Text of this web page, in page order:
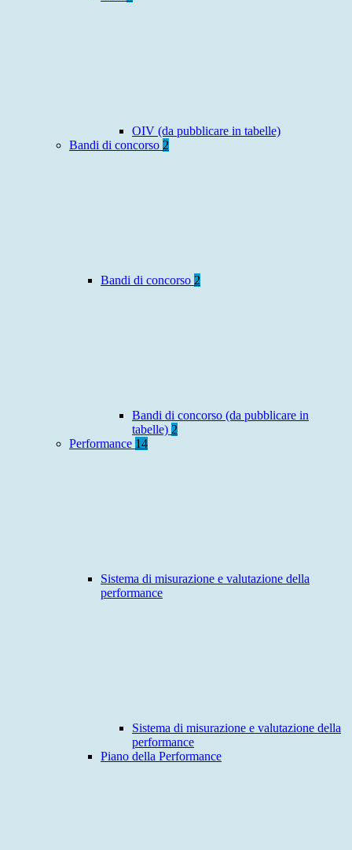
OIV (da pubblicare in tabelle)
Bandi di concorso 2
Bandi di concorso 2
Bandi di concorso (da pubblicare in
tabelle) 2
Performance 14
Sistema di misurazione e valutazione della
performance
Sistema di misurazione e valutazione della
performance
Piano della Performance